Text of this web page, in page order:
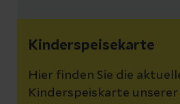
Kinderspeisekarte
Hier finden Sie die
Kinderspeiskarte